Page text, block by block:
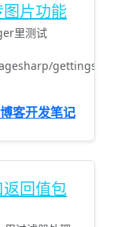
片功能
里测试
客开发笔记
回值包